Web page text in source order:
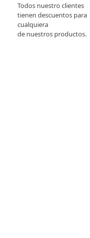
Todos nuestro clientes
tienen descuentos para
cualquiera
de nuestros productos.